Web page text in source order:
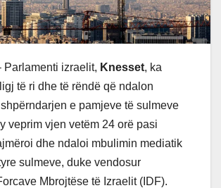
Parlamenti izraelit, Knesset, ka
të ri dhe të rëndë që ndalon
e pamjeve të sulmeve
veprim vjen vetëm 24 orë pasi
dhe ndaloi mbulimin mediatik
sulmeve, duke vendosur
Mbrojtëse të Izraelit (IDF).